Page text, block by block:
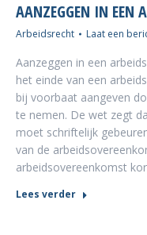
AANZEGGEN IN EEN
Arbeidsrecht Laat een
Aanzeggen in een
het einde van een
bij voorbaat aangeven
te nemen. De wet zegt
moet schriftelijk
van de
arbeidsovereenkomst
Lees verder